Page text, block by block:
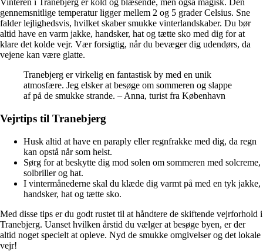
Vinteren i Tranebjerg er kold og blæsende, men også magisk. Den
gennemsnitlige temperatur ligger mellem 2 og 5 grader Celsius. Sne
falder lejlighedsvis, hvilket skaber smukke vinterlandskaber. Du bør
altid have en varm jakke, handsker, hat og tætte sko med dig for at
klare det kolde vejr. Vær forsigtig, når du bevæger dig udendørs, da
vejene kan være glatte.
Tranebjerg er virkelig en fantastisk by med en unik
atmosfære. Jeg elsker at besøge om sommeren og slappe
af på de smukke strande. – Anna, turist fra København
Vejrtips til Tranebjerg
Husk altid at have en paraply eller regnfrakke med dig, da regn
kan opstå når som helst.
Sørg for at beskytte dig mod solen om sommeren med solcreme,
solbriller og hat.
I vintermånederne skal du klæde dig varmt på med en tyk jakke,
handsker, hat og tætte sko.
Med disse tips er du godt rustet til at håndtere de skiftende vejrforhold i
Tranebjerg. Uanset hvilken årstid du vælger at besøge byen, er der
altid noget specielt at opleve. Nyd de smukke omgivelser og det lokale
vejr!